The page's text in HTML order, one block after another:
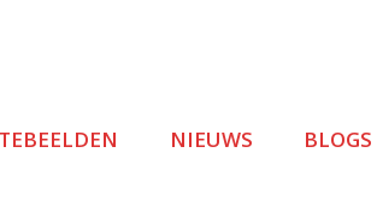
NIEUWS BLOGS